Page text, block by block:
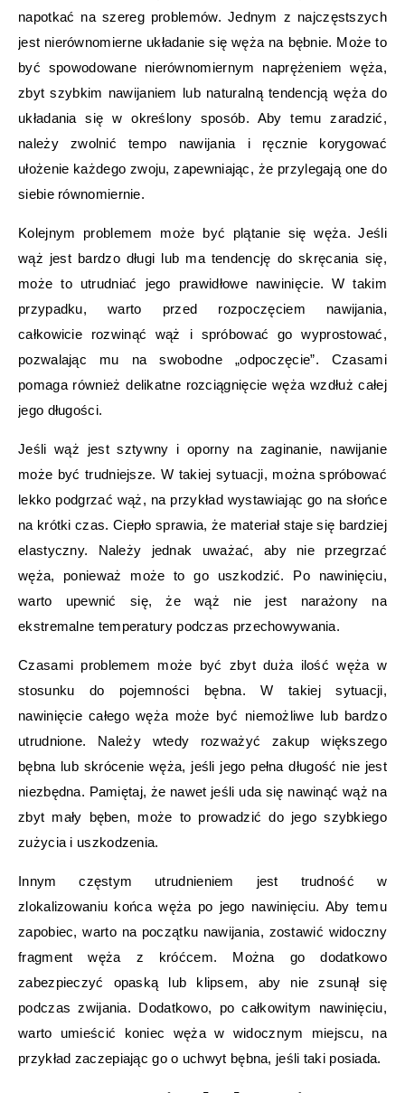
napotkać na szereg problemów. Jednym z najczęstszych
jest nierównomierne układanie się węża na bębnie. Może to
być spowodowane nierównomiernym naprężeniem węża,
zbyt szybkim nawijaniem lub naturalną tendencją węża do
układania się w określony sposób. Aby temu zaradzić,
należy zwolnić tempo nawijania i ręcznie korygować
ułożenie każdego zwoju, zapewniając, że przylegają one do
siebie równomiernie.
Kolejnym problemem może być plątanie się węża. Jeśli
wąż jest bardzo długi lub ma tendencję do skręcania się,
może to utrudniać jego prawidłowe nawinięcie. W takim
przypadku, warto przed rozpoczęciem nawijania,
całkowicie rozwinąć wąż i spróbować go wyprostować,
pozwalając mu na swobodne „odpoczęcie”. Czasami
pomaga również delikatne rozciągnięcie węża wzdłuż całej
jego długości.
Jeśli wąż jest sztywny i oporny na zaginanie, nawijanie
może być trudniejsze. W takiej sytuacji, można spróbować
lekko podgrzać wąż, na przykład wystawiając go na słońce
na krótki czas. Ciepło sprawia, że materiał staje się bardziej
elastyczny. Należy jednak uważać, aby nie przegrzać
węża, ponieważ może to go uszkodzić. Po nawinięciu,
warto upewnić się, że wąż nie jest narażony na
ekstremalne temperatury podczas przechowywania.
Czasami problemem może być zbyt duża ilość węża w
stosunku do pojemności bębna. W takiej sytuacji,
nawinięcie całego węża może być niemożliwe lub bardzo
utrudnione. Należy wtedy rozważyć zakup większego
bębna lub skrócenie węża, jeśli jego pełna długość nie jest
niezbędna. Pamiętaj, że nawet jeśli uda się nawinąć wąż na
zbyt mały bęben, może to prowadzić do jego szybkiego
zużycia i uszkodzenia.
Innym częstym utrudnieniem jest trudność w
zlokalizowaniu końca węża po jego nawinięciu. Aby temu
zapobiec, warto na początku nawijania, zostawić widoczny
fragment węża z króćcem. Można go dodatkowo
zabezpieczyć opaską lub klipsem, aby nie zsunął się
podczas zwijania. Dodatkowo, po całkowitym nawinięciu,
warto umieścić koniec węża w widocznym miejscu, na
przykład zaczepiając go o uchwyt bębna, jeśli taki posiada.